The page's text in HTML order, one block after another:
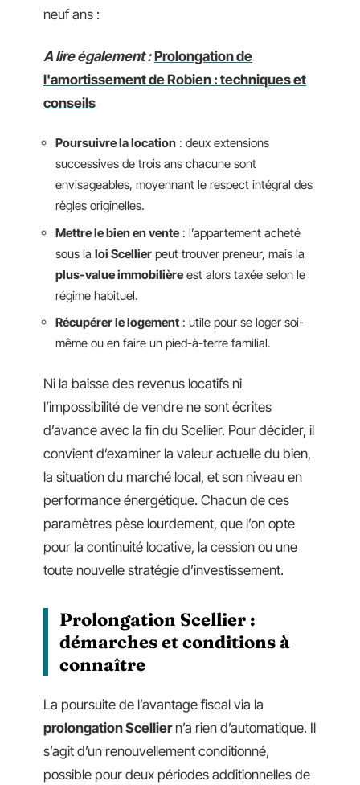
neuf ans :
A lire également : Prolongation de
l'amortissement de Robien : techniques et
conseils
Poursuivre la location : deux extensions
successives de trois ans chacune sont
envisageables, moyennant le respect intégral des
règles originelles.
Mettre le bien en vente : l’appartement acheté
sous la loi Scellier peut trouver preneur, mais la
plus-value immobilière est alors taxée selon le
régime habituel.
Récupérer le logement : utile pour se loger soi-
même ou en faire un pied-à-terre familial.
Ni la baisse des revenus locatifs ni
l’impossibilité de vendre ne sont écrites
d’avance avec la fin du Scellier. Pour décider, il
convient d’examiner la valeur actuelle du bien,
la situation du marché local, et son niveau en
performance énergétique. Chacun de ces
paramètres pèse lourdement, que l’on opte
pour la continuité locative, la cession ou une
toute nouvelle stratégie d’investissement.
Prolongation Scellier :
démarches et conditions à
connaître
La poursuite de l’avantage fiscal via la
prolongation Scelliern’a rien d’automatique. Il
s’agit d’un renouvellement conditionné,
possible pour deux périodes additionnelles de